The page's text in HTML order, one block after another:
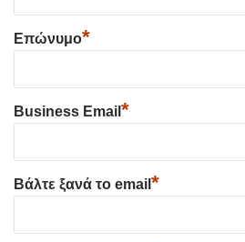
Επώνυμο*
Business Email *
Βάλτε ξανά το email *